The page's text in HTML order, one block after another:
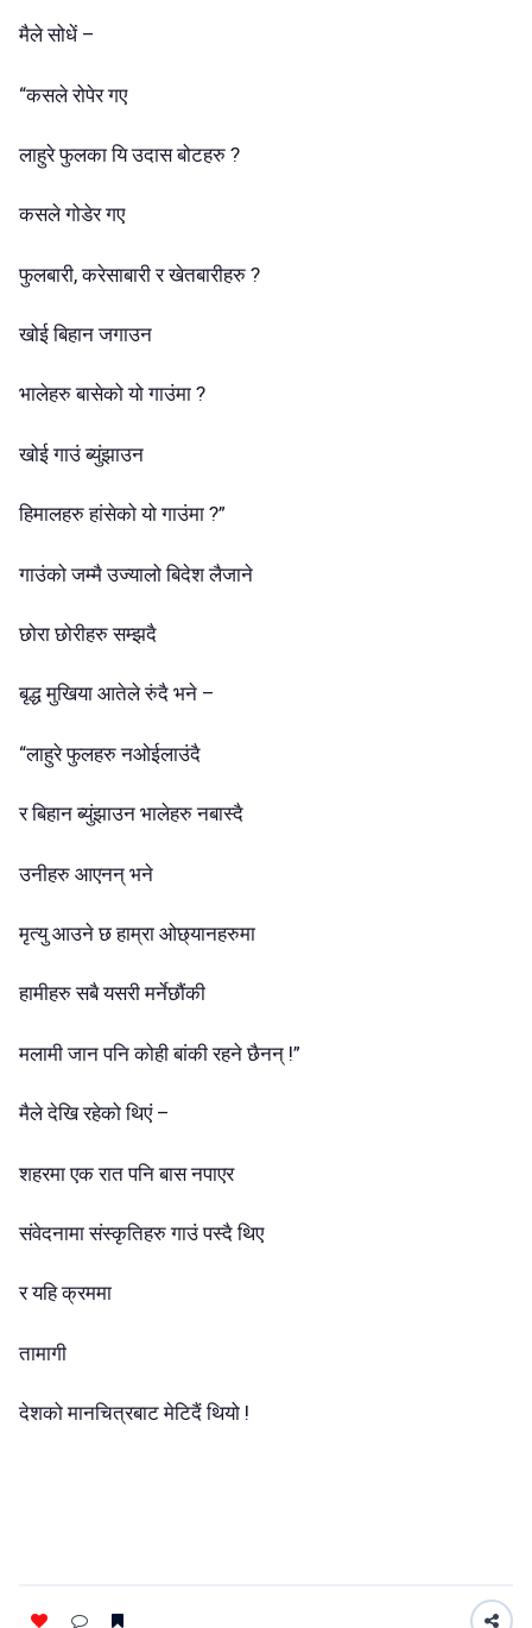
मैले सोधें –
“कसले रोपेर गए
लाहुरे फुलका यि उदास बोटहरु ?
कसले गोडेर गए
फुलबारी, करेसाबारी र खेतबारीहरु ?
खोई बिहान जगाउन
भालेहरु बासेको यो गाउंमा ?
खोई गाउं ब्युंझाउन
हिमालहरु हांसेको यो गाउंमा ?”
गाउंको जम्मै उज्यालो बिदेश लैजाने
छोरा छोरीहरु सम्झदै
बृद्ध मुखिया आतेले रुंदै भने –
“लाहुरे फुलहरु नओईलाउंदै
र बिहान ब्युंझाउन भालेहरु नबास्दै
उनीहरु आएनन् भने
मृत्यु आउने छ हाम्रा ओछ्यानहरुमा
हामीहरु सबै यसरी मर्नेछौंकी
मलामी जान पनि कोही बांकी रहने छैनन् !”
मैले देखि रहेको थिएं –
शहरमा एक रात पनि बास नपाएर
संवेदनामा संस्कृतिहरु गाउं पस्दै थिए
र यहि क्रममा
तामागी
देशको मानचित्रबाट मेटिदैं थियो !